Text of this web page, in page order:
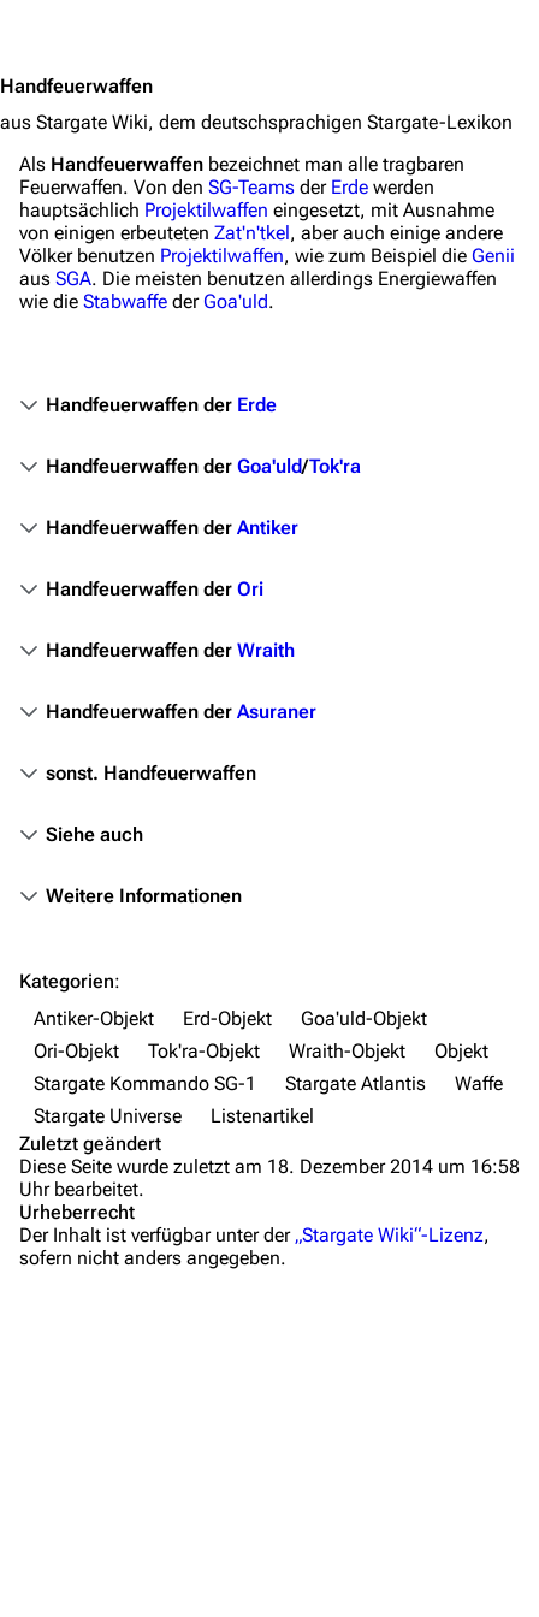
Navigation
Hauptseite
Von A bis Z
Zufälliger Artikel
Spezialseiten
Filme und Serien
Stargate Atlantis
Stargate Infinity
Stargate-Romane
Themenportal
Personen
Objekte
Zeitleiste
Fanprojekte
Kommerzielles
Hilfe
Handfeuerwaffen
aus Stargate Wiki, dem deutschsprachigen Stargate-Lexikon
Als Handfeuerwaffen bezeichnet man alle tragbaren
Feuerwaffen. Von den SG-Teams der Erde werden
hauptsächlich Projektilwaffen eingesetzt, mit Ausnahme
von einigen erbeuteten Zat'n'tkel, aber auch einige andere
Völker benutzen Projektilwaffen, wie zum Beispiel die Genii
aus SGA. Die meisten benutzen allerdings Energiewaffen
wie die Stabwaffe derGoa'uld.
Handfeuerwaffen der Erde
Handfeuerwaffen der Goa'uld/Tok'ra
Handfeuerwaffen der Antiker
Handfeuerwaffen der Ori
Handfeuerwaffen der Wraith
Handfeuerwaffen der Asuraner
sonst. Handfeuerwaffen
Siehe auch
Weitere Informationen
Kategorien:
Antiker-Objekt
Erd-Objekt
Goa'uld-Objekt
Ori-Objekt
Tok'ra-Objekt Wraith-Objekt
Objekt
Stargate Kommando SG-1
Stargate Atlantis
Waffe
Stargate Universe
Listenartikel
Zuletzt geändert
Diese Seite wurde zuletzt am 18. Dezember 2014 um 16:58
Uhr bearbeitet.
Urheberrecht
Der Inhalt ist verfügbar unter der „Stargate Wiki“-Lizenz,
sofern nicht anders angegeben.